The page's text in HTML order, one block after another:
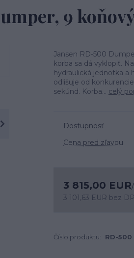
9
Jansen RD-500
korba sa dá vyklopiť.
hydraulická jednotka a
odlišuje od
sekúnd. Korba... celý
Dostupnosť
Cena pred zľavou
3 815,00 EUR/
3 101,63 EUR bez
Číslo produktu: RD-500